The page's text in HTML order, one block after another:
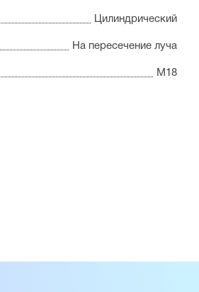
Цилиндрический
На пересечение луча
М18